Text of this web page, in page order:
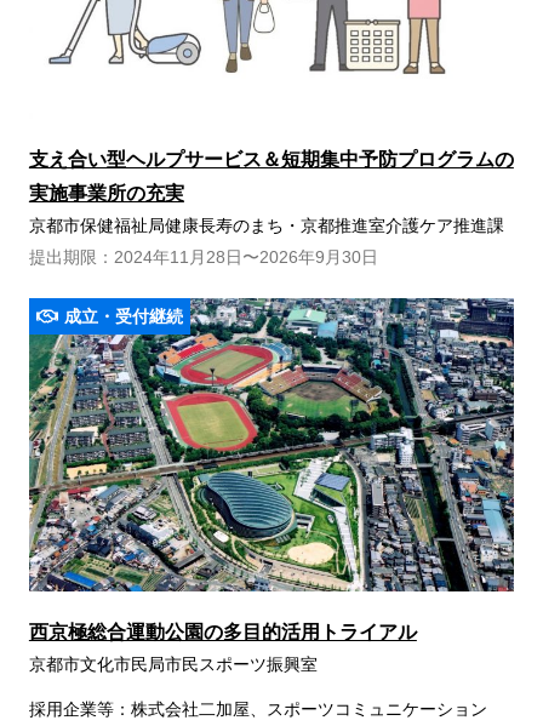
支え合い型ヘルプサービス＆短期集中予防プログラムの
実施事業所の充実
京都市保健福祉局健康長寿のまち・京都推進室介護ケア推進課
提出期限：2024年11月28日〜2026年9月30日
成立・受付継続
西京極総合運動公園の多目的活用トライアル
京都市文化市民局市民スポーツ振興室
採用企業等：株式会社二加屋、スポーツコミュニケーション